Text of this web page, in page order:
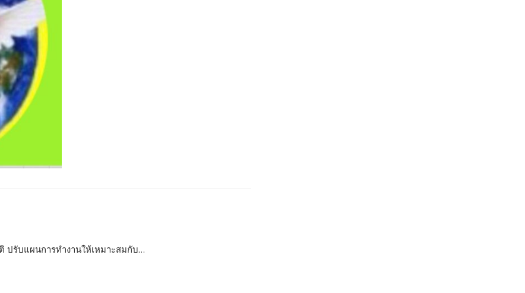
ปรับแผนการทำงานให้เหมาะสมกับ…